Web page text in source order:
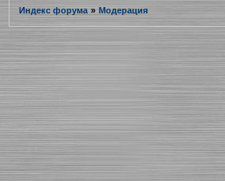
Индекс форума » Модерация